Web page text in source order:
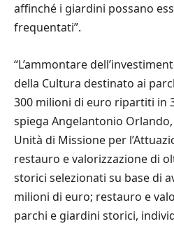
affinché i giardini possano
frequentati”.
“L’ammontare
della Cultura destinato ai
300 milioni di euro ripartiti in
spiega Angelantonio
Unità di Missione per
restauro e valorizzazione di
storici selezionati su base di
milioni di euro; restauro e
parchi e giardini storici,